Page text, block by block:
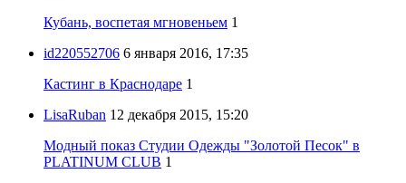
Кубань, воспетая мгновеньем 1
id220552706 6 января 2016, 17:35
Кастинг в Краснодаре 1
LisaRuban 12 декабря 2015, 15:20
Модный показ Студии Одежды "Золотой Песок" в
PLATINUM CLUB 1